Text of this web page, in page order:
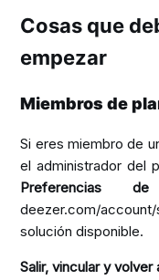
Cosas que
empezar
Miembros de
Si eres miembro de
el administrador del
Preferencias de
deezer.com/account/
solución disponible.
Salir, vincular y volver